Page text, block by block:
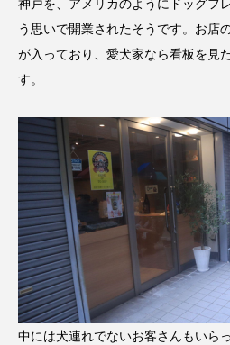
神戸を、アメリカのようにドッグフ
う思いで開業されたそうです。お店
が入っており、愛犬家なら看板を見
す。
中には犬連れでないお客さんもいら